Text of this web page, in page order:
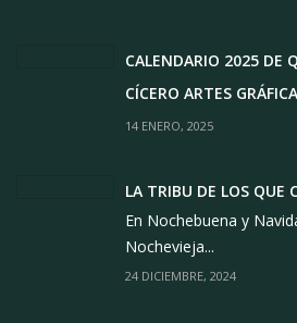
CALENDARIO 2025 DE
CÍCERO ARTES
14 ENERO, 2025
LA TRIBU DE LOS QUE
En Nochebuena y
Nochevieja...
24 DICIEMBRE, 2024